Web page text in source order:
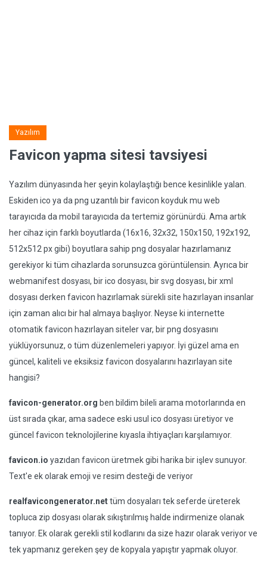
Yazılım
Favicon yapma sitesi tavsiyesi
Yazılım dünyasında her şeyin kolaylaştığı bence kesinlikle yalan.
Eskiden ico ya da png uzantılı bir favicon koyduk mu web
tarayıcıda da mobil tarayıcıda da tertemiz görünürdü. Ama artık
her cihaz için farklı boyutlarda (16x16, 32x32, 150x150, 192x192,
512x512 px gibi) boyutlara sahip png dosyalar hazırlamanız
gerekiyor ki tüm cihazlarda sorunsuzca görüntülensin. Ayrıca bir
webmanifest dosyası, bir ico dosyası, bir svg dosyası, bir xml
dosyası derken favicon hazırlamak sürekli site hazırlayan insanlar
için zaman alıcı bir hal almaya başlıyor. Neyse ki internette
otomatik favicon hazırlayan siteler var, bir png dosyasını
yüklüyorsunuz, o tüm düzenlemeleri yapıyor. İyi güzel ama en
güncel, kaliteli ve eksiksiz favicon dosyalarını hazırlayan site
hangisi?
favicon-generator.org ben bildim bileli arama motorlarında en
üst sırada çıkar, ama sadece eski usul ico dosyası üretiyor ve
güncel favicon teknolojilerine kıyasla ihtiyaçları karşılamıyor.
favicon.io yazıdan favicon üretmek gibi harika bir işlev sunuyor.
Text'e ek olarak emoji ve resim desteği de veriyor
realfavicongenerator.nettüm dosyaları tek seferde üreterek
topluca zip dosyası olarak sıkıştırılmış halde indirmenize olanak
tanıyor. Ek olarak gerekli stil kodlarını da size hazır olarak veriyor ve
tek yapmanız gereken şey de kopyala yapıştır yapmak oluyor.